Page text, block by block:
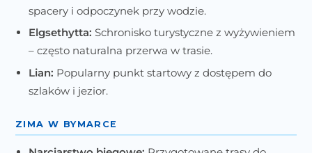
spacery i odpoczynek przy wodzie.
Elgsethytta: Schronisko turystyczne z wyżywieniem
– często naturalna przerwa w trasie.
Lian: Popularny punkt startowy z dostępem do
szlaków i jezior.
ZIMA W BYMARCE